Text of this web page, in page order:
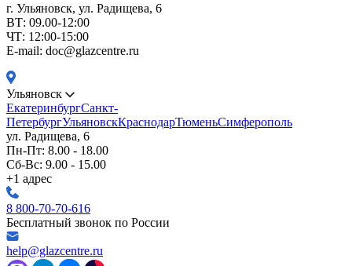
г. Ульяновск, ул. Радищева, 6
ВТ: 09.00-12:00
ЧТ: 12:00-15:00
E-mail: doc@glazcentre.ru
Ульяновск
ЕкатеринбургСанкт-
ПетербургУльяновскКраснодарТюменьСимферополь
ул. Радищева, 6
Пн-Пт: 8.00 - 18.00
Сб-Вс: 9.00 - 15.00
+1 адрес
8 800-70-70-616
Бесплатный звонок по России
help@glazcentre.ru